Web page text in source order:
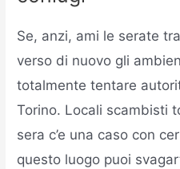
Se, anzi, ami le serate
verso di nuovo gli
totalmente tentare
Torino. Locali scambisti
sera c’e una caso con
questo luogo puoi